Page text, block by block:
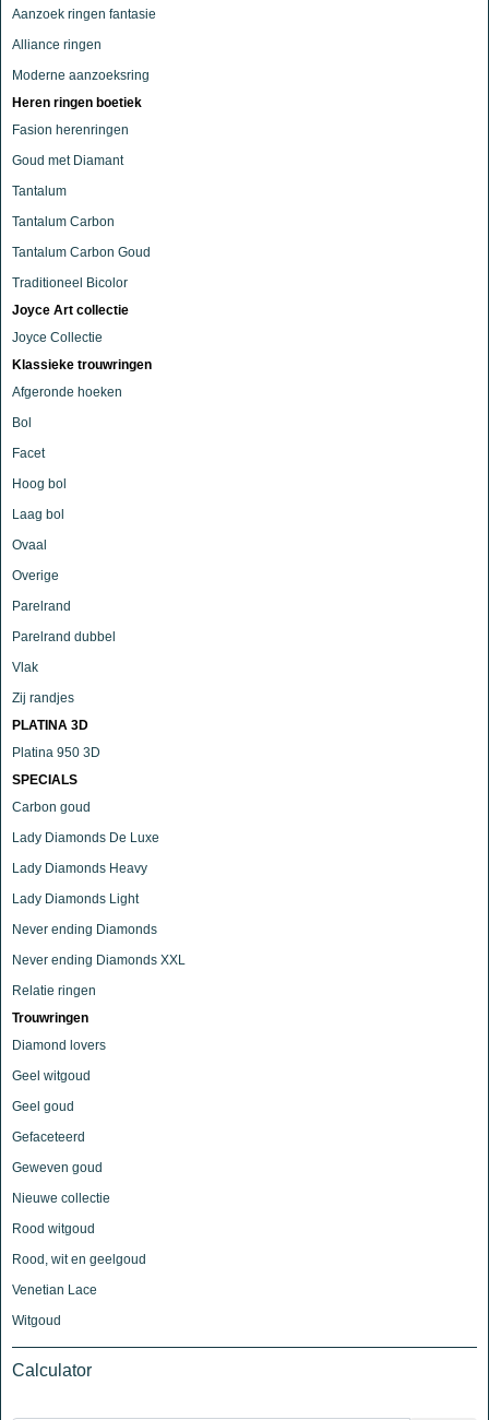
Aanzoek ringen fantasie
Alliance ringen
Moderne aanzoeksring
Heren ringen boetiek
Fasion herenringen
Goud met Diamant
Tantalum
Tantalum Carbon
Tantalum Carbon Goud
Traditioneel Bicolor
Joyce Art collectie
Joyce Collectie
Klassieke trouwringen
Afgeronde hoeken
Bol
Facet
Hoog bol
Laag bol
Ovaal
Overige
Parelrand
Parelrand dubbel
Vlak
Zij randjes
PLATINA 3D
Platina 950 3D
SPECIALS
Carbon goud
Lady Diamonds De Luxe
Lady Diamonds Heavy
Lady Diamonds Light
Never ending Diamonds
Never ending Diamonds XXL
Relatie ringen
Trouwringen
Diamond lovers
Geel witgoud
Geel goud
Gefaceteerd
Geweven goud
Nieuwe collectie
Rood witgoud
Rood, wit en geelgoud
Venetian Lace
Witgoud
Calculator